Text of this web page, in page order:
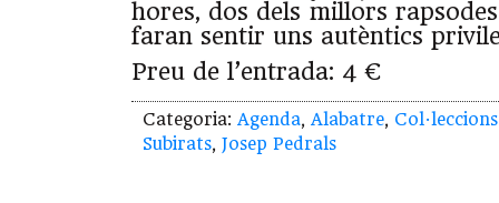
hores, dos dels millors
faran sentir uns autèntics
Preu de l’entrada: 4 €
Categoria: Agenda, Alabatre, Col·leccions
Subirats, Josep Pedrals